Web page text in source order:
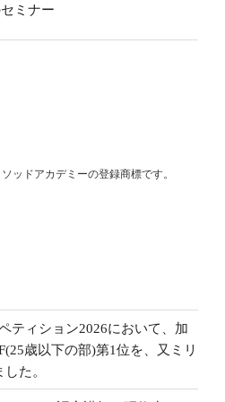
ミナー
ッドアカデミーの登録商標です。
ティション2026において、加
歳以下の部)第1位を、又ミリ
た。